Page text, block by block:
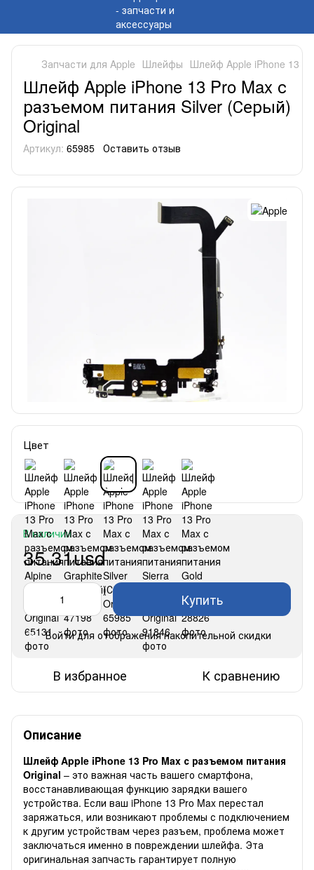
Запчасти для Apple Шлейфы Шлейф Apple iPhone 13
Шлейф Apple iPhone 13 Pro Max с
разъемом питания Silver (Серый)
Original
Артикул: 65985 Оставить отзыв
Цвет
В наличии
35.31usd
Купить
% Войтидля отображения накопительной скидки
В избранное К сравнению
Описание
Шлейф Apple iPhone 13 Pro Max с разъемом питания
Original – это важная часть вашего смартфона,
восстанавливающая функцию зарядки вашего
устройства. Если ваш iPhone 13 Pro Max перестал
заряжаться, или возникают проблемы с подключением
к другим устройствам через разъем, проблема может
заключаться именно в повреждении шлейфа. Эта
оригинальная запчасть гарантирует полную